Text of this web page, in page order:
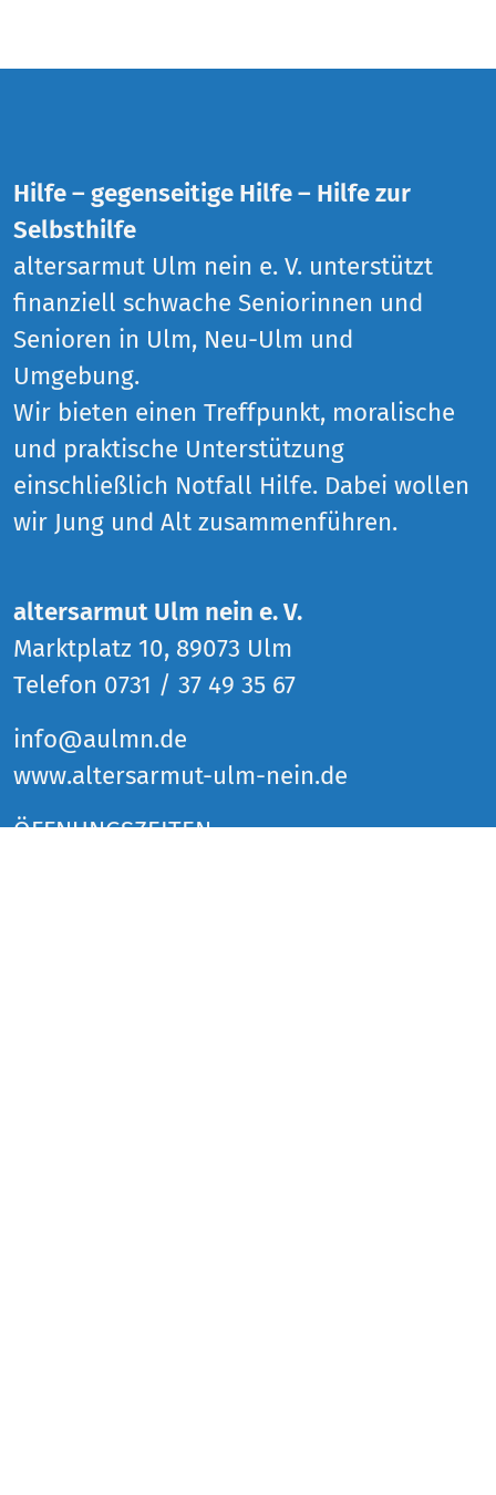
Hilfe – gegenseitige Hilfe – Hilfe zur
Selbsthilfe
altersarmut Ulm nein e. V. unterstützt
finanziell schwache Seniorinnen und
Senioren in Ulm, Neu-Ulm und
Umgebung.
Wir bieten einen Treffpunkt, moralische
und praktische Unterstützung
einschließlich Notfall Hilfe. Dabei wollen
wir Jung und Alt zusammenführen.
altersarmut Ulm nein e. V.
Marktplatz 10, 89073 Ulm
Telefon 0731 / 37 49 35 67
info@aulmn.de
www.altersarmut-ulm-nein.de
ÖFFNUNGSZEITEN